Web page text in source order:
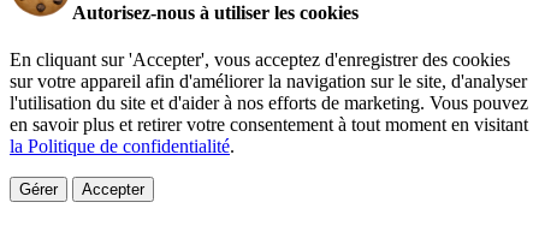
Autorisez-nous à utiliser les cookies
En cliquant sur 'Accepter', vous acceptez d'enregistrer des cookies
sur votre appareil afin d'améliorer la navigation sur le site, d'analyser
l'utilisation du site et d'aider à nos efforts de marketing. Vous pouvez
en savoir plus et retirer votre consentement à tout moment en visitant
la Politique de confidentialité.
Gérer Accepter